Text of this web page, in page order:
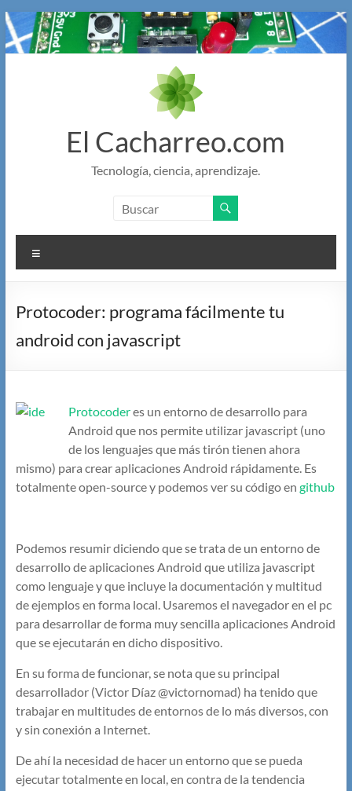
Saltar
al
contenido
El Cacharreo.com
Tecnología, ciencia, aprendizaje.
Protocoder: programa fácilmente tu
android con javascript
Protocoderes un entorno de desarrollo para
Android que nos permite utilizar javascript (uno
de los lenguajes que más tirón tienen ahora
mismo) para crear aplicaciones Android rápidamente. Es
totalmente open-source y podemos ver su código en github
Podemos resumir diciendo que se trata de un entorno de
desarrollo de aplicaciones Android que utiliza javascript
como lenguaje y que incluye la documentación y multitud
de ejemplos en forma local. Usaremos el navegador en el pc
para desarrollar de forma muy sencilla aplicaciones Android
que se ejecutarán en dicho dispositivo.
En su forma de funcionar, se nota que su principal
desarrollador (Victor Díaz @victornomad) ha tenido que
trabajar en multitudes de entornos de lo más diversos, con
y sin conexión a Internet.
De ahí la necesidad de hacer un entorno que se pueda
ejecutar totalmente en local, en contra de la tendencia